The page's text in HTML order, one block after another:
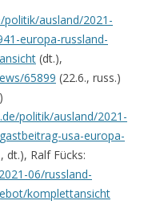
ausland/2021-
europa-russland-
(dt.),
65899 (22.6., russ.)
politik/ausland/2021-
usa-europa-
dt.), Ralf Fücks:
06/russland-
komplettansicht